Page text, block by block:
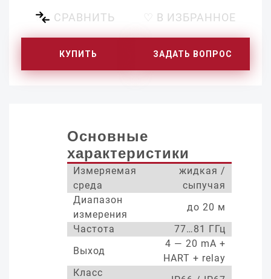
СРАВНИТЬ ♡ В ИЗБРАННОЕ
КУПИТЬ ЗАДАТЬ ВОПРОС
Основные
характеристики
Измеряемая
среда
жидкая /
сыпучая
Диапазон
измерения
до 20 м
Частота
77…81 ГГц
Выход
4 — 20 mA +
HART + relay
Класс